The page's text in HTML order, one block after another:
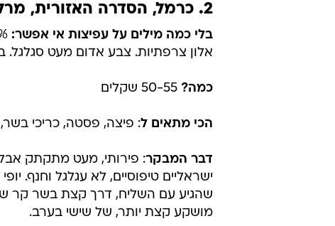
2. כרמל, הסדרה האזורית, מרלו 2013
בלי כמה מילים על עפיצות אי אפשר:
אלון צרפתיות. צבע אדום מעט סגלגל. באף פרי
כמה?
הכי מתאים ל: פיצה, פסטה, כריכי בשר,
דבר המבקר: פירותי, מעט מתקתק אבל
ישראליים טיפוסיים, לא עגלגל וחנף.
שהגיע עם השליח, דרך קצת בשר קר
מושקע קצת יותר, של שישי בערב.